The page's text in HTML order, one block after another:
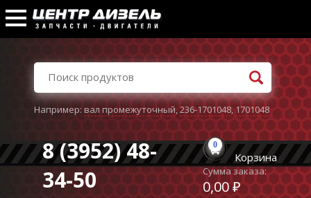
Например:вал промежуточный,236-1701048,1701048
8 (3952) 48-
34-50
0
Корзина
Сумма заказа:
0,00 ₽